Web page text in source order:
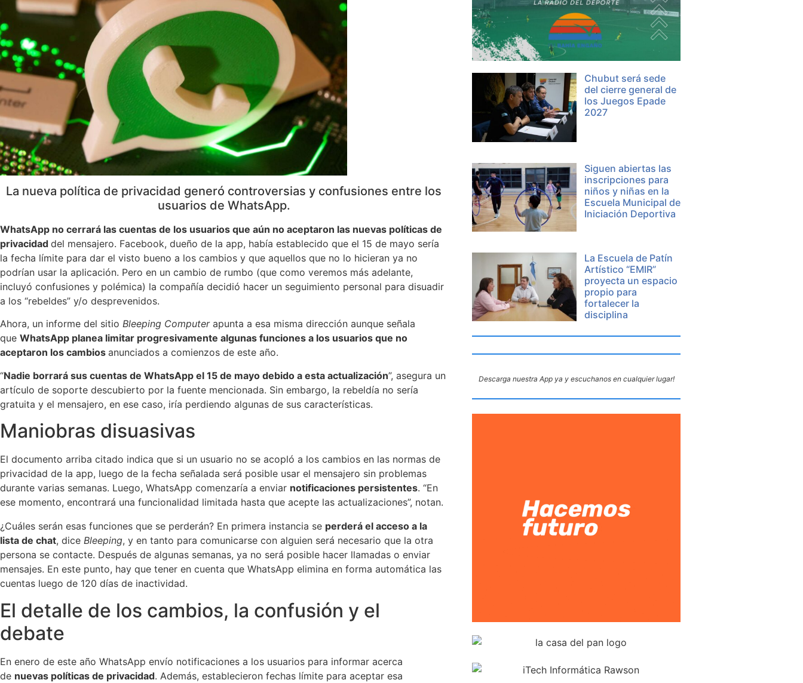
La nueva política de privacidad generó controversias y confusiones entre los
usuarios de WhatsApp.
WhatsApp no cerrará las cuentas de los usuarios que aún no aceptaron las nuevas políticas de
privacidad del mensajero. Facebook, dueño de la app, había establecido que el 15 de mayo sería
la fecha límite para dar el visto bueno a los cambios y que aquellos que no lo hicieran ya no
podrían usar la aplicación. Pero en un cambio de rumbo (que como veremos más adelante,
incluyó confusiones y polémica) la compañía decidió hacer un seguimiento personal para disuadir
a los “rebeldes” y/o desprevenidos.
Ahora, un informe del sitio Bleeping Computer apunta a esa misma dirección aunque señala
que WhatsApp planea limitar progresivamente algunas funciones a los usuarios que no
aceptaron los cambios anunciados a comienzos de este año.
“Nadie borrará sus cuentas de WhatsApp el 15 de mayo debido a esta actualización”, asegura un
artículo de soporte descubierto por la fuente mencionada. Sin embargo, la rebeldía no sería
gratuita y el mensajero, en ese caso, iría perdiendo algunas de sus características.
Maniobras disuasivas
El documento arriba citado indica que si un usuario no se acopló a los cambios en las normas de
privacidad de la app, luego de la fecha señalada será posible usar el mensajero sin problemas
durante varias semanas. Luego, WhatsApp comenzaría a enviar notificaciones persistentes. “En
ese momento, encontrará una funcionalidad limitada hasta que acepte las actualizaciones”, notan.
¿Cuáles serán esas funciones que se perderán? En primera instancia se perderá el acceso a la
lista de chat, dice Bleeping, y en tanto para comunicarse con alguien será necesario que la otra
persona se contacte. Después de algunas semanas, ya no será posible hacer llamadas o enviar
mensajes. En este punto, hay que tener en cuenta que WhatsApp elimina en forma automática las
cuentas luego de 120 días de inactividad.
El detalle de los cambios, la confusión y el
debate
En enero de este año WhatsApp envío notificaciones a los usuarios para informar acerca
de nuevas políticas de privacidad. Además, establecieron fechas límite para aceptar esa
Chubut será sede
del cierre general de
los Juegos Epade
2027
Siguen abiertas las
inscripciones para
niños y niñas en la
Escuela Municipal de
Iniciación Deportiva
La Escuela de Patín
Artístico “EMIR”
proyecta un espacio
propio para
fortalecer la
disciplina
Descarga nuestra App ya y escuchanos en cualquier lugar!